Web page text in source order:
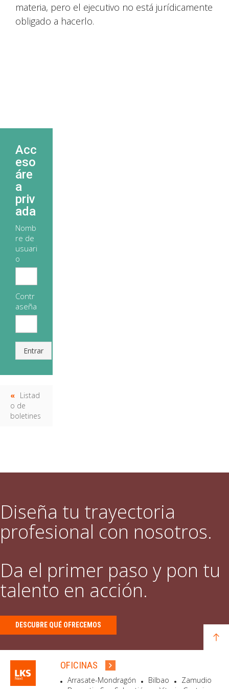
materia, pero el ejecutivo no está jurídicamente
obligado a hacerlo.
Acc
eso
áre
a
priv
ada
Nomb
re de
usuari
o
Contr
aseña
Entrar
Listad
o de
boletines
Diseña tu trayectoria
profesional con nosotros.
Da el primer paso y pon tu
talento en acción.
DESCUBRE QUÉ OFRECEMOS
OFICINAS
Arrasate-Mondragón Bilbao
Zamudio